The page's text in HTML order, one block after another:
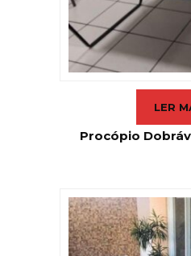
LER
Procópio